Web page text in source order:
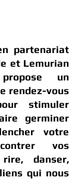
partenariat
et Lemurian
un
rendez-vous
stimuler
germiner
votre
vos
rire, danser,
qui nous